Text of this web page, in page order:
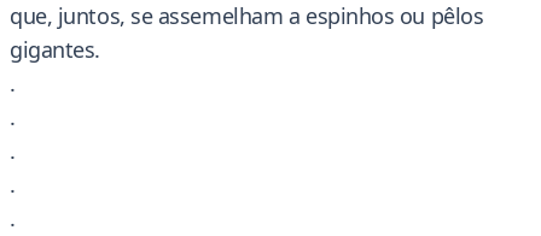
que, juntos, se assemelham a espinhos ou pêlos
gigantes.
.
.
.
.
.